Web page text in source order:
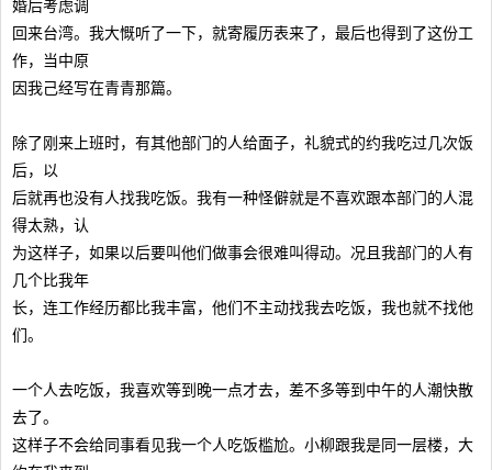
婚后考虑调
回来台湾。我大慨听了一下，就寄履历表来了，最后也得到了这份工
作，当中原
因我己经写在青青那篇。
除了刚来上班时，有其他部门的人给面子，礼貌式的约我吃过几次饭
后，以
后就再也没有人找我吃饭。我有一种怪僻就是不喜欢跟本部门的人混
得太熟，认
为这样子，如果以后要叫他们做事会很难叫得动。况且我部门的人有
几个比我年
长，连工作经历都比我丰富，他们不主动找我去吃饭，我也就不找他
们。
一个人去吃饭，我喜欢等到晚一点才去，差不多等到中午的人潮快散
去了。
这样子不会给同事看见我一个人吃饭槛尬。小柳跟我是同一层楼，大